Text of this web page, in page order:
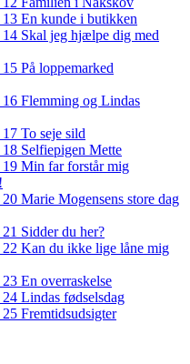
En kunde i butikken
Skal jeg hjælpe dig med
På loppemarked
Flemming og Lindas
To seje sild
Selfiepigen Mette
Min far forstår mig
Marie Mogensens store dag
Sidder du her?
Kan du ikke lige låne mig
En overraskelse
Lindas fødselsdag
Fremtidsudsigter